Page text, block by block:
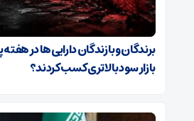
برندگان و بازندگان دارایی‌ها در
بازار سود بالاتری کسب کردند؟